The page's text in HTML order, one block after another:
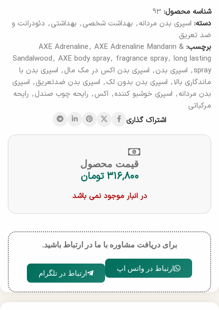
شناسه محصول: 93
دسته: اسپری بدن مردانه, بهداشت شخصی, بهداشتی, دئودرانت و
ضد تعریق
برچسب:
AXE Adrenaline, AXE Adrenaline Mandarin &
Sandalwood, AXE body spray, fragrance spray, long lasting
spray
, اسپری بدن, اسپری بدن اکس در مک مال, اسپری بدن با
ماندگاری بالا, اسپری بدن بدون لک, اسپری بدن ضدتعریق, اسپری
بدن مردانه, اسپری خوشبو کننده, اکس, رایحه چوب صندل, رایحه
مرکباتی
اشتراک گذاری
قیمت محصول
۳۱۶,۸۰۰ تومان
در انبار موجود نمی باشد
برای دریافت مشاوره با ما در ارتباط باشید.
ارتباط در واتس اپ
ارتباط در تلگرام